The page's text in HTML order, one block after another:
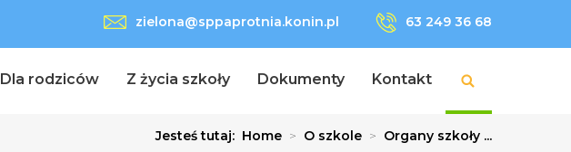
zielona@sppaprotnia.konin.pl 63 249 36 68
Dla rodziców Z życia szkoły Dokumenty Kontakt
Jesteś tutaj: Home > O szkole > Organy szkoły ...